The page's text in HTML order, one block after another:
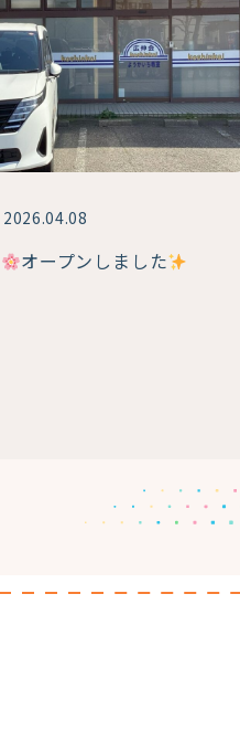
2026.04.08
オープンしました